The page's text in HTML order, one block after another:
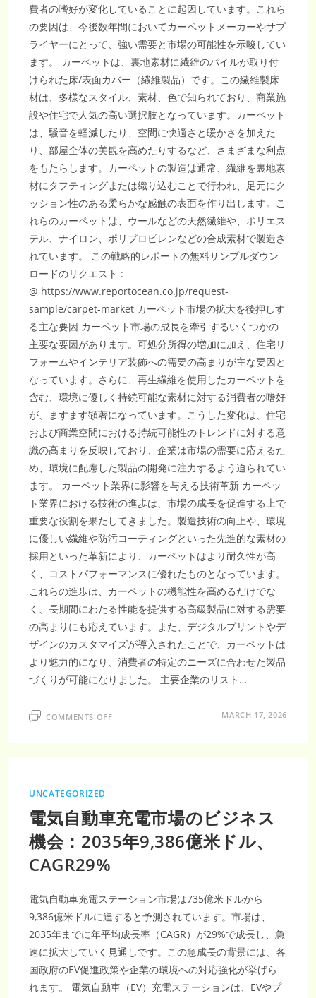
資
機
会
拡
大
費者の嗜好が変化していることに起因しています。これら
の要因は、今後数年間においてカーペットメーカーやサプ
ライヤーにとって、強い需要と市場の可能性を示唆してい
ます。 カーペットは、裏地素材に繊維のパイルが取り付
けられた床/表面カバー（繊維製品）です。この繊維製床
材は、多様なスタイル、素材、色で知られており、商業施
設や住宅で人気の高い選択肢となっています。カーペット
は、騒音を軽減したり、空間に快適さと暖かさを加えた
り、部屋全体の美観を高めたりするなど、さまざまな利点
をもたらします。カーペットの製造は通常、繊維を裏地素
材にタフティングまたは織り込むことで行われ、足元にク
ッション性のある柔らかな感触の表面を作り出します。こ
れらのカーペットは、ウールなどの天然繊維や、ポリエス
テル、ナイロン、ポリプロピレンなどの合成素材で製造さ
れています。 この戦略的レポートの無料サンプルダウン
ロードのリクエスト :
@ https://www.reportocean.co.jp/request-
sample/carpet-market カーペット市場の拡大を後押しす
る主な要因 カーペット市場の成長を牽引するいくつかの
主要な要因があります。可処分所得の増加に加え、住宅リ
フォームやインテリア装飾への需要の高まりが主な要因と
なっています。さらに、再生繊維を使用したカーペットを
含む、環境に優しく持続可能な素材に対する消費者の嗜好
が、ますます顕著になっています。こうした変化は、住宅
および商業空間における持続可能性のトレンドに対する意
識の高まりを反映しており、企業は市場の需要に応えるた
め、環境に配慮した製品の開発に注力するよう迫られてい
ます。 カーペット業界に影響を与える技術革新 カーペッ
ト業界における技術の進歩は、市場の成長を促進する上で
重要な役割を果たしてきました。製造技術の向上や、環境
に優しい繊維や防汚コーティングといった先進的な素材の
採用といった革新により、カーペットはより耐久性が高
く、コストパフォーマンスに優れたものとなっています。
これらの進歩は、カーペットの機能性を高めるだけでな
く、長期間にわたる性能を提供する高級製品に対する需要
の高まりにも応えています。また、デジタルプリントやデ
ザインのカスタマイズが導入されたことで、カーペットは
より魅力的になり、消費者の特定のニーズに合わせた製品
づくりが可能になりました。 主要企業のリスト…
COMMENTS OFFON
1,206
億
米
ド
ル
規
続
可
能
素
材
が
鍵
MARCH 17, 2026
UNCATEGORIZED
電気自動車充電市場のビジネス
機会：2035年9,386億米ドル、
CAGR29%
電気自動車充電ステーション市場は735億米ドルから
9,386億米ドルに達すると予測されています。市場は、
2035年までに年平均成長率（CAGR）が29%で成長し、急
速に拡大していく見通しです。この急成長の背景には、各
国政府のEV促進政策や企業の環境への対応強化が挙げら
れます。 電気自動車（EV）充電ステーションは、EVやプ